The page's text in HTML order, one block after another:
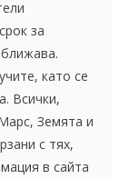
за
като се
Всички,
Земята и
с тях,
в сайта